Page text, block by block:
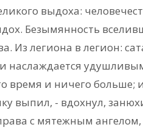
выдоха:
Безымянность
Из легиона в легион:
наслаждается
время и ничего больше;
выпил, - вдохнул,
с мятежным ангелом,